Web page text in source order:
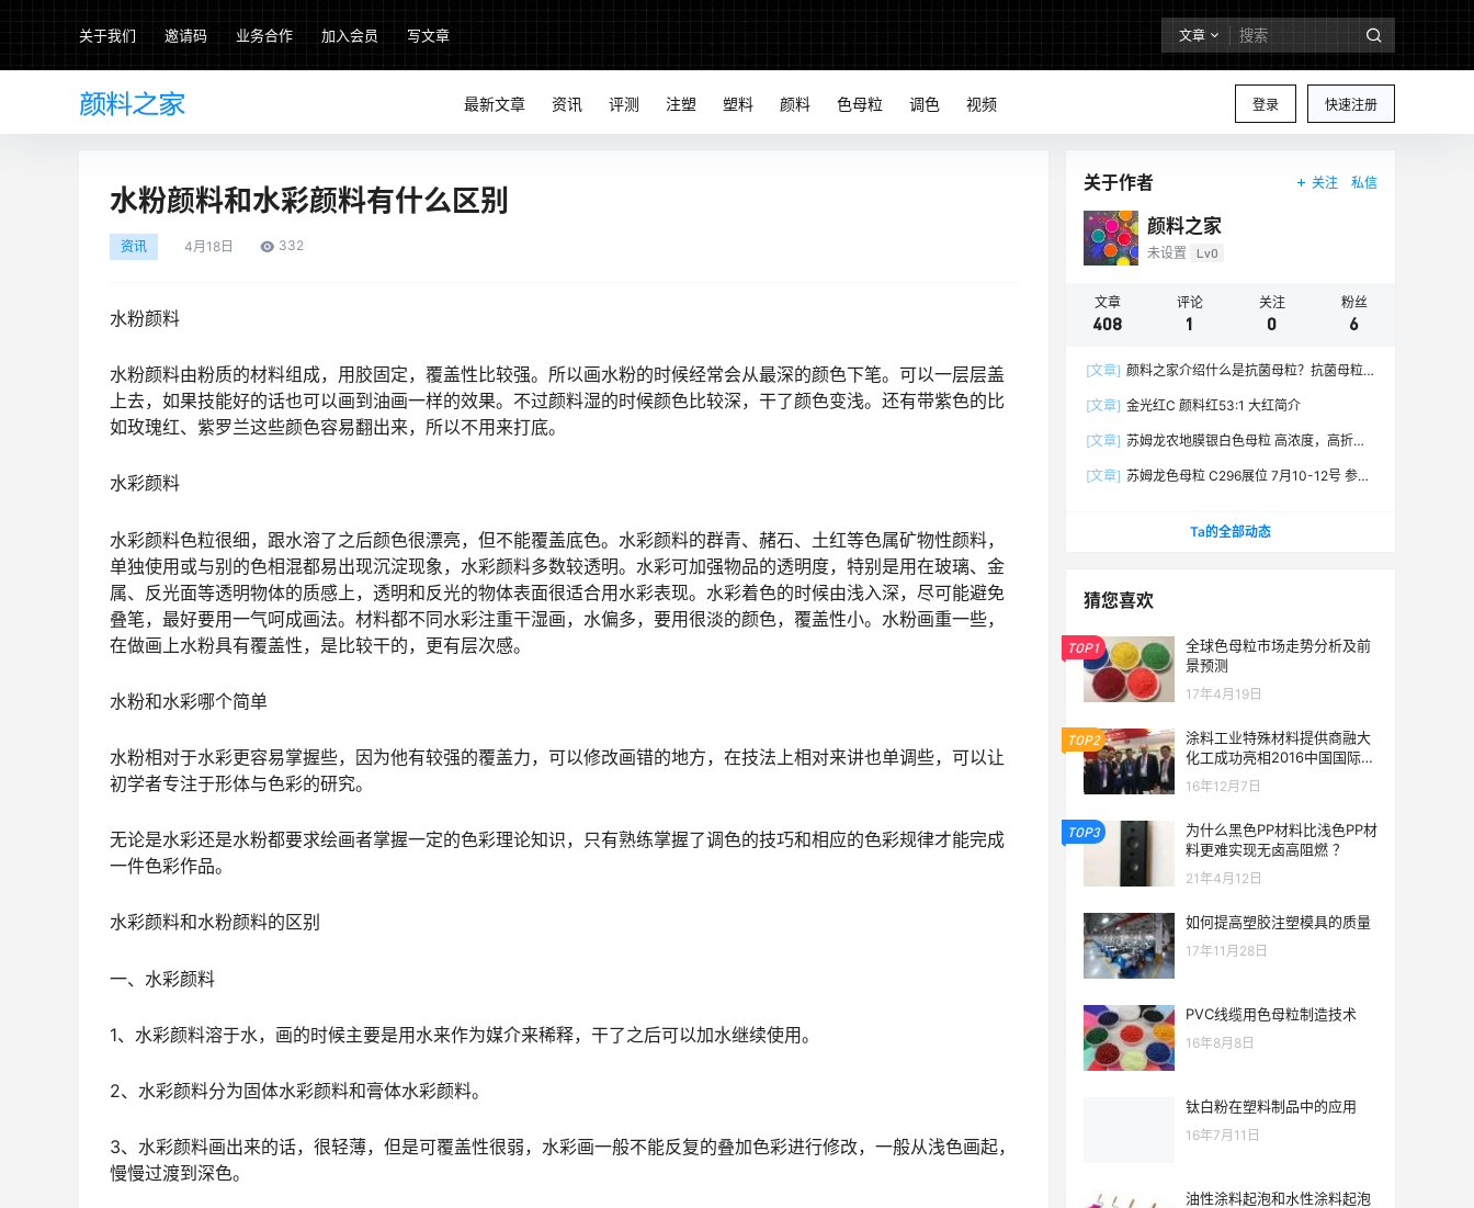
关于我们 邀请码 业务合作 加入会员 写文章 文章
登录 快速注册
最新文章 资讯 评测 注塑 塑料 颜料 色母粒 调色 视频
水粉颜料和水彩颜料有什么区别
资讯 4月 18日 332
水粉颜料
水粉颜料由粉质的材料组成，用胶固定，覆盖性比较强。所以画水粉的时候经常会从最深的颜色下笔。可以一层层盖
上去，如果技能好的话也可以画到油画一样的效果。不过颜料湿的时候颜色比较深，干了颜色变浅。还有带紫色的比
如玫瑰红、紫罗兰这些颜色容易翻出来，所以不用来打底。
水彩颜料
水彩颜料色粒很细，跟水溶了之后颜色很漂亮，但不能覆盖底色。水彩颜料的群青、赭石、土红等色属矿物性颜料，
单独使用或与别的色相混都易出现沉淀现象，水彩颜料多数较透明。水彩可加强物品的透明度，特别是用在玻璃、金
属、反光面等透明物体的质感上，透明和反光的物体表面很适合用水彩表现。水彩着色的时候由浅入深，尽可能避免
叠笔，最好要用一气呵成画法。材料都不同水彩注重干湿画，水偏多，要用很淡的颜色，覆盖性小。水粉画重一些，
在做画上水粉具有覆盖性，是比较干的，更有层次感。
水粉和水彩哪个简单
水粉相对于水彩更容易掌握些，因为他有较强的覆盖力，可以修改画错的地方，在技法上相对来讲也单调些，可以让
初学者专注于形体与色彩的研究。
无论是水彩还是水粉都要求绘画者掌握一定的色彩理论知识，只有熟练掌握了调色的技巧和相应的色彩规律才能完成
一件色彩作品。
水彩颜料和水粉颜料的区别
一、水彩颜料
1、水彩颜料溶于水，画的时候主要是用水来作为媒介来稀释，干了之后可以加水继续使用。
2、水彩颜料分为固体水彩颜料和膏体水彩颜料。
3、水彩颜料画出来的话，很轻薄，但是可覆盖性很弱，水彩画一般不能反复的叠加色彩进行修改，一般从浅色画起，
慢慢过渡到深色。
关于作者 关注 私信
颜料之家
未设置 Lv0
文章
408
评论
1
关注
0
粉丝
6
[文章] 颜料之家介绍什么是抗菌母粒？抗菌母粒
[文章]
金光红C 颜料红53:1 大红简介
[文章] 苏姆龙农地膜银白色母粒 高浓度，高折射
膜专用银白色母粒6033
[文章] 苏姆龙色母粒 C296展位 7月10-12号 参加
Ta的全部动态
猜您喜欢
TOP1
全球色母粒市场走势分析及前
景预测
17年4月19日
TOP2
涂料工业特殊材料提供商融大
化工成功亮相2016中国国际涂
料展
16年12月7日
TOP3
为什么黑色PP材料比浅色PP材
料更难实现无卤高阻燃 ？
21年4月12日
如何提高塑胶注塑模具的质量
17年11月28日
PVC线缆用色母粒制造技术
16年8月8日
钛白粉在塑料制品中的应用
16年7月11日
油性涂料起泡和水性涂料起泡